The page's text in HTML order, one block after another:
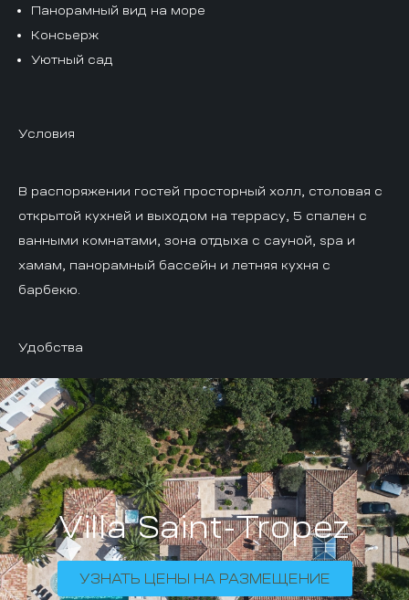
Панорамный вид на море
Консьерж
Уютный сад
Условия
В распоряжении гостей просторный холл, столовая с
открытой кухней и выходом на террасу, 5 спален с
ванными комнатами, зона отдыха с сауной, spa и
хамам, панорамный бассейн и летняя кухня с
барбекю.
Удобства
Villa Saint-Tropez
УЗНАТЬ ЦЕНЫ НА РАЗМЕЩЕНИЕ